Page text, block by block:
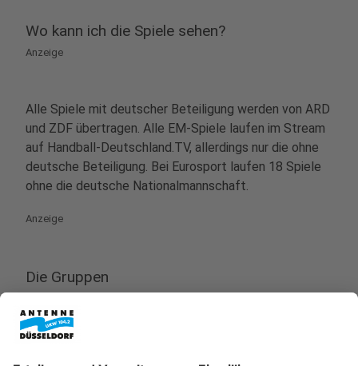
Wo kann ich die Spiele sehen?
Anzeige
Alle Spiele mit deutscher Beteiligung werden von ARD
und ZDF übertragen. Alle EM-Spiele laufen im Stream
auf Handball-Deutschland.TV, allerdings nur die ohne
deutsche Beteiligung. Bei Eurosport laufen 18 Spiele
ohne die deutsche Nationalmannschaft.
Anzeige
Die Gruppen